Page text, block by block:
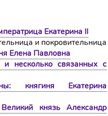
Екатерина II
и покровительница
Елена Павловна
и несколько связанных с
княгиня Екатерина
князь Александр